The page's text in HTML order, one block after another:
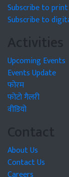
Subscribe to
Subscribe to
Activities
Upcoming Events
Events Update
फोरम
फोटो गैलरी
वीडियो
Contact
About Us
Contact Us